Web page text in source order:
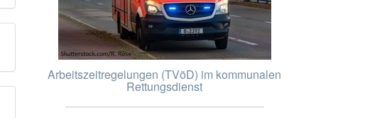
Arbeitszeitregelungen (TVöD) im kommunalen
Rettungsdienst